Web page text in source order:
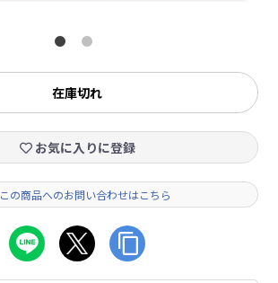
在庫切れ
お気に入りに登録
この商品へのお問い合わせはこちら